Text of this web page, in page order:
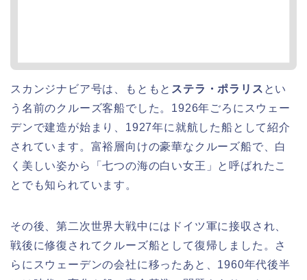
スカンジナビア号は、もともと ステラ・ポラリス とい
う名前のクルーズ客船でした。1926年ごろにスウェー
デンで建造が始まり、1927年に就航した船として紹介
されています。富裕層向けの豪華なクルーズ船で、白
く美しい姿から「七つの海の白い女王」と呼ばれたこ
とでも知られています。
その後、第二次世界大戦中にはドイツ軍に接収され、
戦後に修復されてクルーズ船として復帰しました。さ
らにスウェーデンの会社に移ったあと、1960年代後半